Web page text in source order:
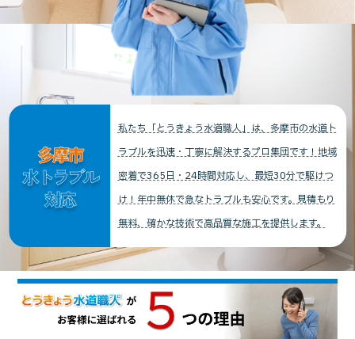
多摩市
水トラブル
対応
私たち「とうきょう水道職人」は、多摩市の水道ト
ラブルを迅速・丁寧に解決するプロ集団です！地域
密着で365日・24時間対応し、最短30分で駆けつ
け！年中無休で急なトラブルも安心です。見積もり
無料、確かな技術で高品質な施工を提供します。